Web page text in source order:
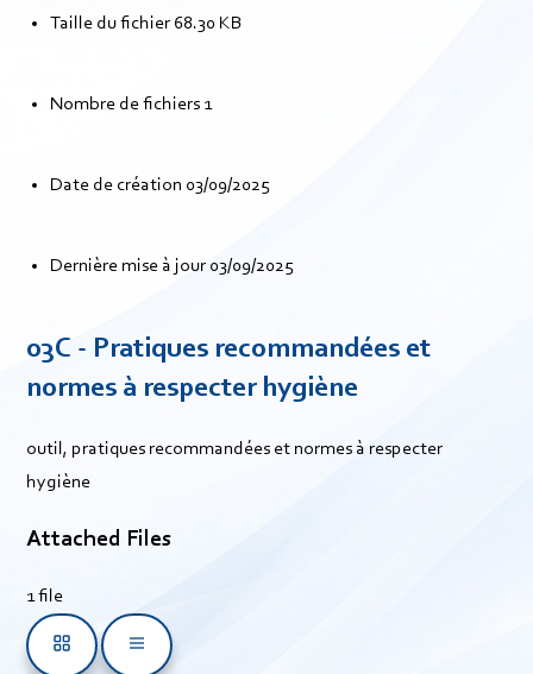
Taille du fichier 68.30 KB
Nombre de fichiers 1
Date de création 03/09/2025
Dernière mise à jour 03/09/2025
03C - Pratiques recommandées et
normes à respecter hygiène
outil, pratiques recommandées et normes à respecter
hygiène
Attached Files
1 file